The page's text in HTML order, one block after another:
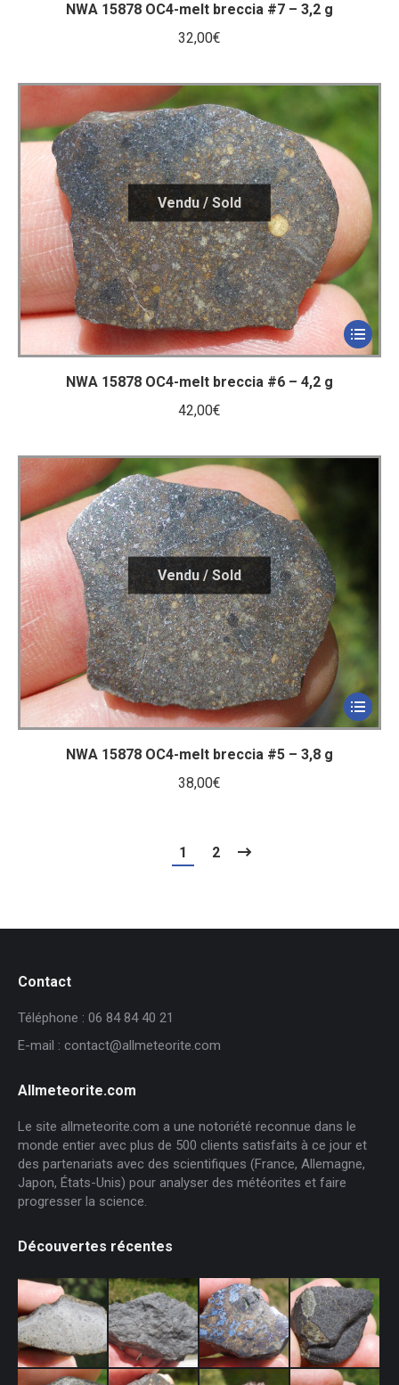
NWA 15878 OC4-melt breccia #7 – 3,2 g
32,00€
NWA 15878 OC4-melt breccia #6 – 4,2 g
42,00€
NWA 15878 OC4-melt breccia #5 – 3,8 g
38,00€
1 2
Contact
Téléphone : 06 84 84 40 21
E-mail : contact@allmeteorite.com
Allmeteorite.com
Le site allmeteorite.com a une notoriété reconnue dans le
monde entier avec plus de 500 clients satisfaits à ce jour et
des partenariats avec des scientifiques (France, Allemagne,
Japon, États-Unis) pour analyser des météorites et faire
progresser la science.
Découvertes récentes